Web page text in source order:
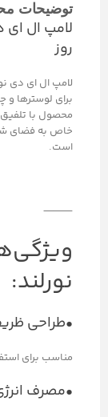
توضیحات
لامپ ال ای
روز
لامپ ال ای دی
برای لوسترها
محصول با
خاص به فضای
است.
⸻
نورلند:
•طراحی
مناسب برای
•مصرف